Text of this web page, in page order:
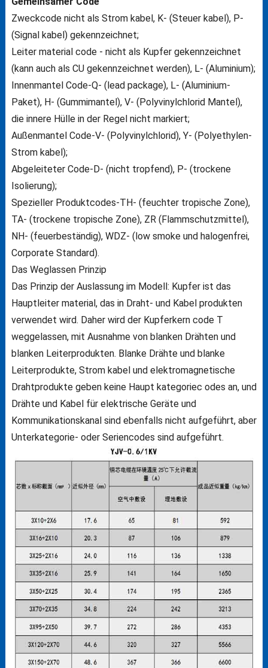
Zweckcode nicht als Strom kabel, K- (Steuer kabel), P-
(Signal kabel) gekennzeichnet;
Leiter material code - nicht als Kupfer gekennzeichnet
(kann auch als CU gekennzeichnet werden), L- (Aluminium);
Innenmantel Code-Q- (lead package), L- (Aluminium-
Paket), H- (Gummimantel), V- (Polyvinylchlorid Mantel),
die innere Hülle in der Regel nicht markiert;
Außenmantel Code-V- (Polyvinylchlorid), Y- (Polyethylen-
Strom kabel);
Abgeleiteter Code-D- (nicht tropfend), P- (trockene
Isolierung);
Spezieller Produktcodes-TH- (feuchter tropische Zone),
TA- (trockene tropische Zone), ZR (Flammschutzmittel),
NH- (feuerbeständig), WDZ- (low smoke und halogenfrei,
Corporate Standard).
Das Weglassen Prinzip
Das Prinzip der Auslassung im Modell: Kupfer ist das
Hauptleiter material, das in Draht- und Kabel produkten
verwendet wird. Daher wird der Kupferkern code T
weggelassen, mit Ausnahme von blanken Drähten und
blanken Leiterprodukten. Blanke Drähte und blanke
Leiterprodukte, Strom kabel und elektromagnetische
Drahtprodukte geben keine Haupt kategoriec odes an, und
Drähte und Kabel für elektrische Geräte und
Kommunikationskanal sind ebenfalls nicht aufgeführt, aber
Unterkategorie- oder Seriencodes sind aufgeführt.